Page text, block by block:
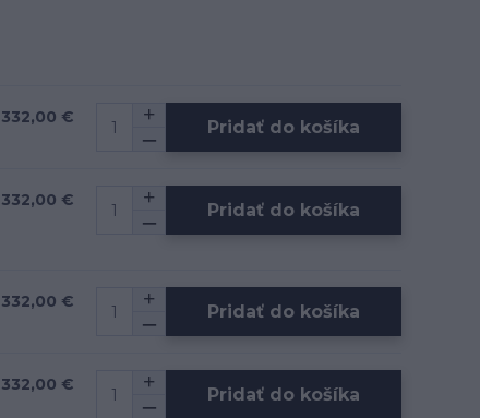
332,00 € Pridať do košíka
332,00 € Pridať do košíka
332,00 € Pridať do košíka
332,00 € Pridať do košíka